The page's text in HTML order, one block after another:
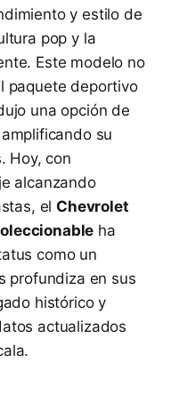
y estilo de
pop y la
Este modelo no
paquete deportivo
una opción de
su
Hoy, con
alcanzando
el Chevrolet
ha
como un
profundiza en sus
histórico y
actualizados